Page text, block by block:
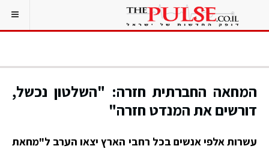
המחאה החברתית חזרה: "השלטון נכשל,
דורשים את המנדט חזרה"
עשרות אלפי אנשים בכל רחבי הארץ יצאו הערב ל"מחאת